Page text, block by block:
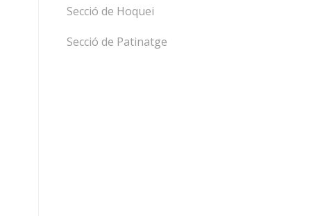
Secció de Hoquei
Secció de Patinatge